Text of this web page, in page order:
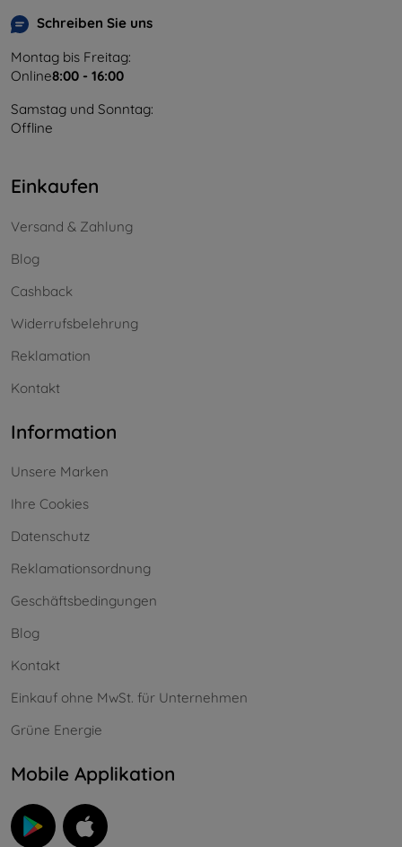
Schreiben Sie uns
Montag bis Freitag:
Online8:00 - 16:00
Samstag und Sonntag:
Offline
Einkaufen
Versand & Zahlung
Blog
Cashback
Widerrufsbelehrung
Reklamation
Kontakt
Information
Unsere Marken
Ihre Cookies
Datenschutz
Reklamationsordnung
Geschäftsbedingungen
Blog
Kontakt
Einkauf ohne MwSt. für Unternehmen
Grüne Energie
Mobile Applikation